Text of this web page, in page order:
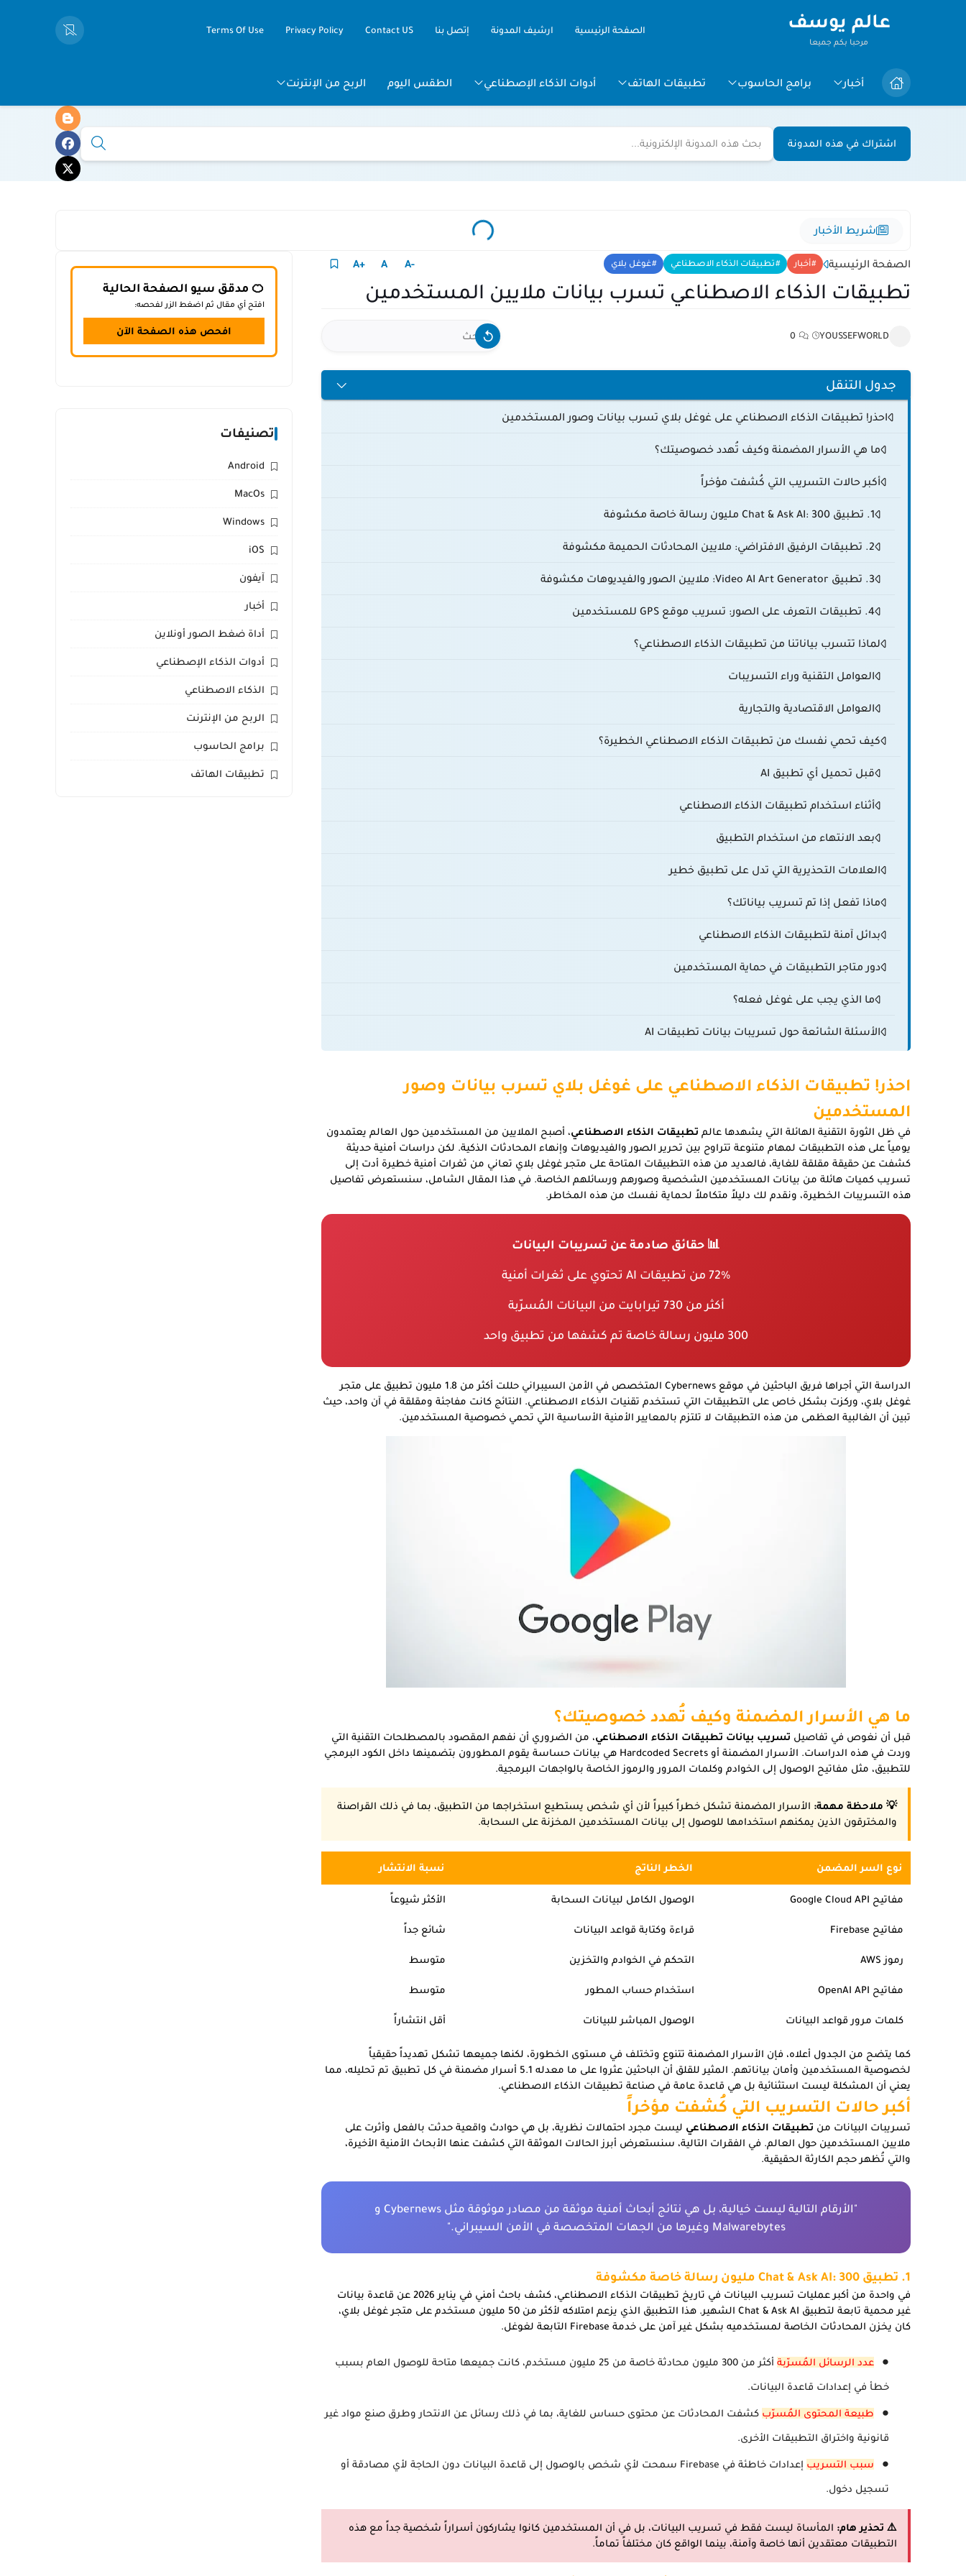
عالم يوسف
مرحبا بكم جميعا
الصفحة الرئيسية ارشيف المدونة إتصل بنا Contact US
Privacy Policy
Terms Of Use
أخبار برامج الحاسوب تطبيقات الهاتف أدوات الذكاء الإصطناعي الطقس اليوم الربح من الإنترنت
اشتراك في هذه المدونة
شريط الأخبار
الصفحة الرئيسية أخبار تطبيقات الذكاء الاصطناعي غوغل بلاي +A A -A
تطبيقات الذكاء الاصطناعي تسرب بيانات ملايين المستخدمين
YOUSSEFWORLD
0
جدول التنقل
احذر! تطبيقات الذكاء الاصطناعي على غوغل بلاي تسرب بيانات وصور المستخدمين
ما هي الأسرار المضمنة وكيف تُهدد خصوصيتك؟
أكبر حالات التسريب التي كُشفت مؤخراً
1. تطبيق Chat & Ask AI: 300 مليون رسالة خاصة مكشوفة
2. تطبيقات الرفيق الافتراضي: ملايين المحادثات الحميمة مكشوفة
3. تطبيق Video AI Art Generator: ملايين الصور والفيديوهات مكشوفة
4. تطبيقات التعرف على الصور: تسريب موقع GPS للمستخدمين
لماذا تتسرب بياناتنا من تطبيقات الذكاء الاصطناعي؟
العوامل التقنية وراء التسريبات
العوامل الاقتصادية والتجارية
كيف تحمي نفسك من تطبيقات الذكاء الاصطناعي الخطيرة؟
قبل تحميل أي تطبيق AI
أثناء استخدام تطبيقات الذكاء الاصطناعي
بعد الانتهاء من استخدام التطبيق
العلامات التحذيرية التي تدل على تطبيق خطير
ماذا تفعل إذا تم تسريب بياناتك؟
بدائل آمنة لتطبيقات الذكاء الاصطناعي
دور متاجر التطبيقات في حماية المستخدمين
ما الذي يجب على غوغل فعله؟
الأسئلة الشائعة حول تسريبات بيانات تطبيقات AI
احذر! تطبيقات الذكاء الاصطناعي على غوغل بلاي تسرب بيانات وصور
المستخدمين
في ظل الثورة التقنية الهائلة التي يشهدها عالم تطبيقات الذكاء الاصطناعي، أصبح الملايين من المستخدمين حول العالم يعتمدون
يومياً على هذه التطبيقات لمهام متنوعة تتراوح بين تحرير الصور والفيديوهات وإنهاء المحادثات الذكية. لكن دراسات أمنية حديثة
كشفت عن حقيقة مقلقة للغاية، فالعديد من هذه التطبيقات المتاحة على متجر غوغل بلاي تعاني من ثغرات أمنية خطيرة أدت إلى
تسريب كميات هائلة من بيانات المستخدمين الشخصية وصورهم ورسائلهم الخاصة. في هذا المقال الشامل، سنستعرض تفاصيل
هذه التسريبات الخطيرة، ونقدم لك دليلاً متكاملاً لحماية نفسك من هذه المخاطر.
📊 حقائق صادمة عن تسريبات البيانات
72% من تطبيقات AI تحتوي على ثغرات أمنية
أكثر من 730 تيرابايت من البيانات المُسرّبة
300 مليون رسالة خاصة تم كشفها من تطبيق واحد
الدراسة التي أجراها فريق الباحثين في موقع Cybernews المتخصص في الأمن السيبراني حللت أكثر من 1.8 مليون تطبيق على متجر
غوغل بلاي، وركزت بشكل خاص على التطبيقات التي تستخدم تقنيات الذكاء الاصطناعي. النتائج كانت مفاجئة ومقلقة في آن واحد، حيث
تبين أن الغالبية العظمى من هذه التطبيقات لا تلتزم بالمعايير الأمنية الأساسية التي تحمي خصوصية المستخدمين.
ما هي الأسرار المضمنة وكيف تُهدد خصوصيتك؟
قبل أن نغوص في تفاصيل تسريب بيانات تطبيقات الذكاء الاصطناعي، من الضروري أن نفهم المقصود بالمصطلحات التقنية التي
وردت في هذه الدراسات. الأسرار المضمنة أو Hardcoded Secrets هي بيانات حساسة يقوم المطورون بتضمينها داخل الكود البرمجي
للتطبيق، مثل مفاتيح الوصول إلى الخوادم وكلمات المرور والرموز الخاصة بالواجهات البرمجية.
💡 ملاحظة مهمة: الأسرار المضمنة تشكل خطراً كبيراً لأن أي شخص يستطيع استخراجها من التطبيق، بما في ذلك القراصنة
والمخترقون الذين يمكنهم استخدامها للوصول إلى بيانات المستخدمين المخزنة على السحابة.
نوع السر المضمن الخطر الناتج نسبة الانتشار
مفاتيح Google Cloud API الوصول الكامل لبيانات السحابة الأكثر شيوعاً
مفاتيح Firebase قراءة وكتابة قواعد البيانات شائع جداً
رموز AWS التحكم في الخوادم والتخزين متوسط
مفاتيح OpenAI API استخدام حساب المطور متوسط
كلمات مرور قواعد البيانات الوصول المباشر للبيانات أقل انتشاراً
كما يتضح من الجدول أعلاه، فإن الأسرار المضمنة تتنوع وتختلف في مستوى الخطورة، لكنها جميعها تشكل تهديداً حقيقياً
لخصوصية المستخدمين وأمان بياناتهم. المثير للقلق أن الباحثين عثروا على ما معدله 5.1 أسرار مضمنة في كل تطبيق تم تحليله، مما
يعني أن المشكلة ليست استثنائية بل هي قاعدة عامة في صناعة تطبيقات الذكاء الاصطناعي.
أكبر حالات التسريب التي كُشفت مؤخراً
تسريبات البيانات من تطبيقات الذكاء الاصطناعي ليست مجرد احتمالات نظرية، بل هي حوادث واقعية حدثت بالفعل وأثرت على
ملايين المستخدمين حول العالم. في الفقرات التالية، سنستعرض أبرز الحالات الموثقة التي كشفت عنها الأبحاث الأمنية الأخيرة،
والتي تُظهر حجم الكارثة الحقيقية.
"الأرقام التالية ليست خيالية، بل هي نتائج أبحاث أمنية موثقة من مصادر موثوقة مثل Cybernews و
Malwarebytes وغيرها من الجهات المتخصصة في الأمن السيبراني."
1. تطبيق Chat & Ask AI: 300 مليون رسالة خاصة مكشوفة
في واحدة من أكبر عمليات تسريب البيانات في تاريخ تطبيقات الذكاء الاصطناعي، كشف باحث أمني في يناير 2026 عن قاعدة بيانات
غير محمية تابعة لتطبيق Chat & Ask AI الشهير. هذا التطبيق الذي يزعم امتلاكه لأكثر من 50 مليون مستخدم على متجر غوغل بلاي،
كان يخزن المحادثات الخاصة لمستخدميه بشكل غير آمن على خدمة Firebase التابعة لغوغل.
عدد الرسائل المُسرّبة أكثر من 300 مليون محادثة خاصة من 25 مليون مستخدم، كانت جميعها متاحة للوصول العام بسبب
خطأ في إعدادات قاعدة البيانات.
طبيعة المحتوى المُسرّب كشفت المحادثات عن محتوى حساس للغاية، بما في ذلك رسائل عن الانتحار وطرق صنع مواد غير
قانونية واختراق التطبيقات الأخرى.
سبب التسريب إعدادات خاطئة في Firebase سمحت لأي شخص بالوصول إلى قاعدة البيانات دون الحاجة لأي مصادقة أو
تسجيل دخول.
⚠️ تحذير هام: المأساة ليست فقط في تسريب البيانات، بل في أن المستخدمين كانوا يشاركون أسراراً شخصية جداً مع هذه
التطبيقات معتقدين أنها خاصة وآمنة، بينما الواقع كان مختلفاً تماماً.
🍊 مدقق سيو الصفحة الحالية
افتح أي مقال ثم اضغط الزر لفحصه:
افحص هذه الصفحة الآن
تصنيفات
آيفون
أخبار
أداة ضغط الصور أونلاين
أدوات الذكاء الإصطناعي
الذكاء الاصطناعي
الربح من الإنترنت
برامج الحاسوب
تطبيقات الهاتف